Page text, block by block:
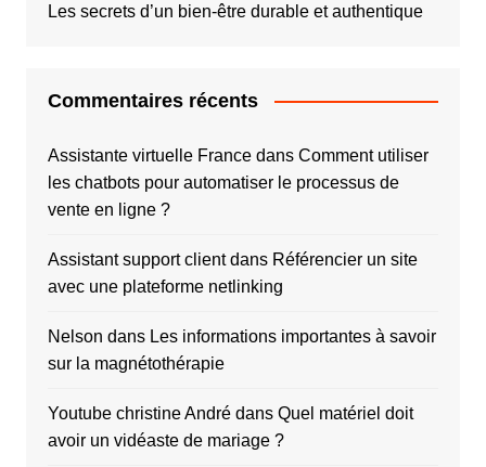
Les secrets d’un bien-être durable et authentique
Commentaires récents
Assistante virtuelle Francedans Comment utiliser
les chatbots pour automatiser le processus de
vente en ligne ?
Assistant support clientdans Référencier un site
avec une plateforme netlinking
Nelson dans Les informations importantes à savoir
sur la magnétothérapie
Youtube christine Andrédans Quel matériel doit
avoir un vidéaste de mariage ?